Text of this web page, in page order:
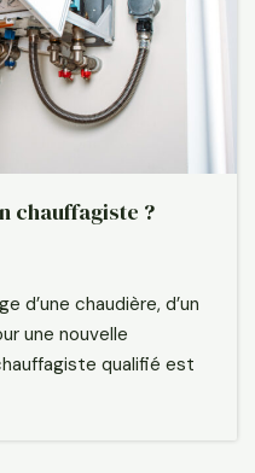
chauffagiste ?
d’une chaudière, d’un
une nouvelle
qualifié est